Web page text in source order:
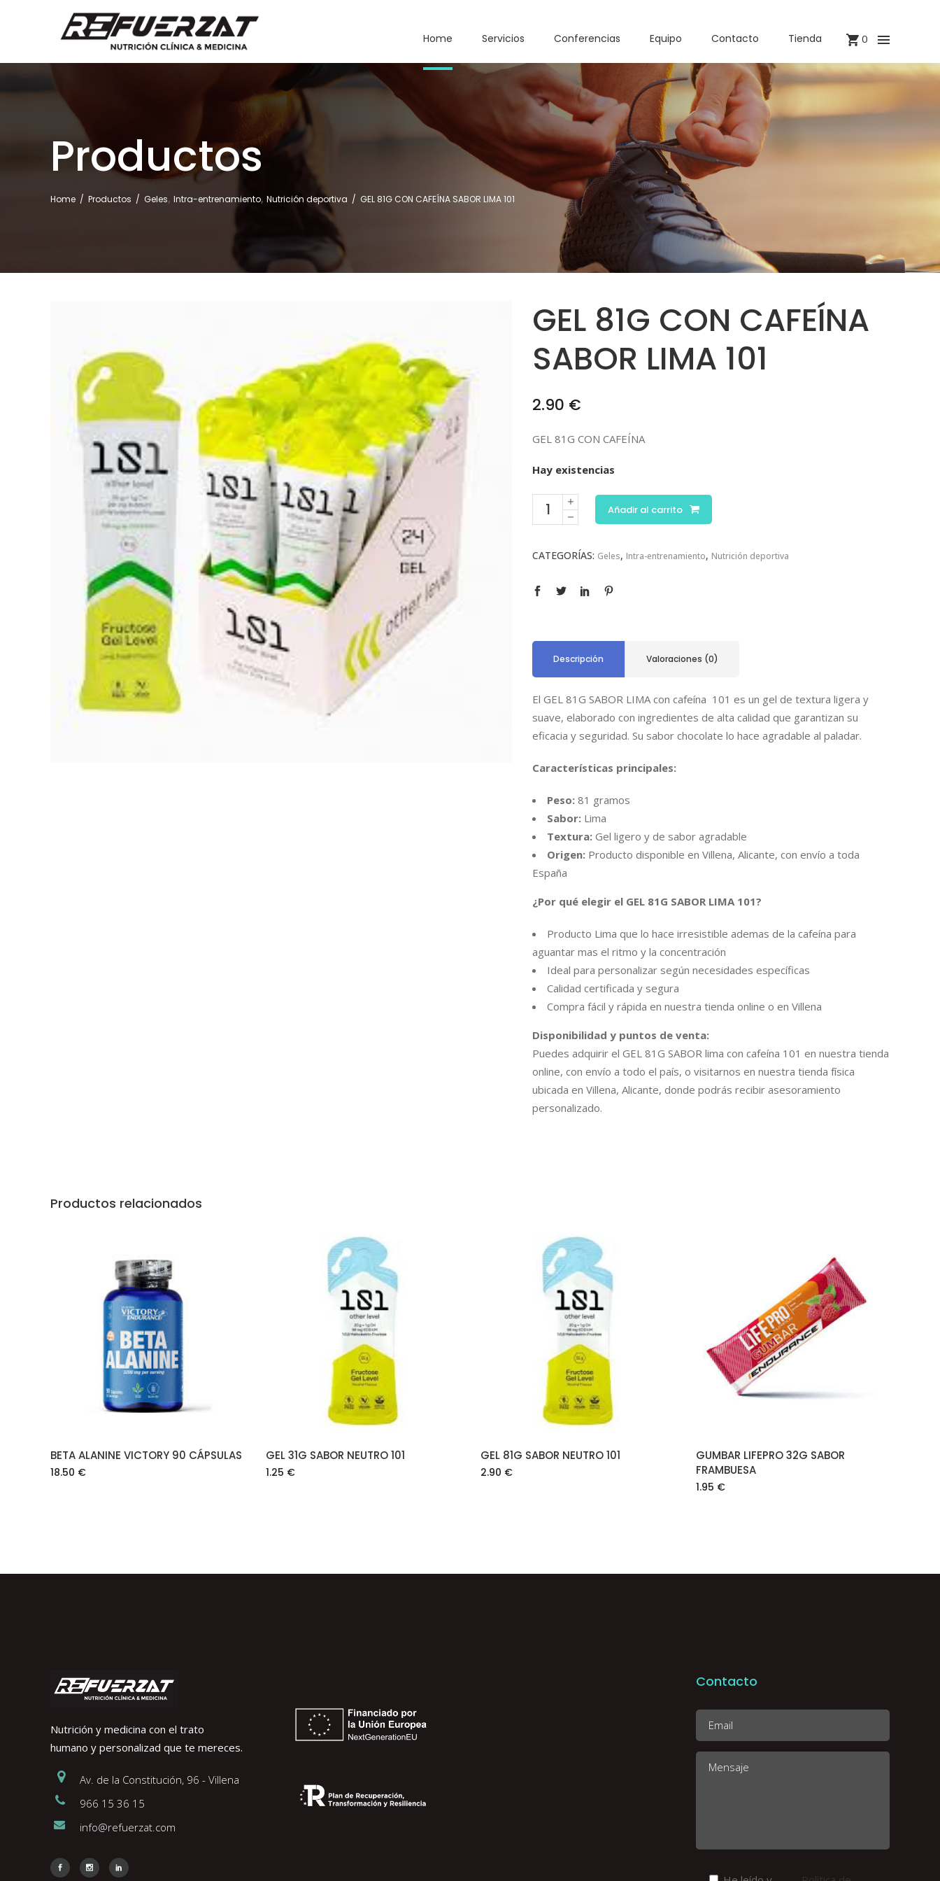
Home Servicios Conferencias Equipo Contacto Tienda 0
Productos
Home / Productos / Geles, Intra-entrenamiento, Nutrición deportiva / GEL 81G CON CAFEÍNA SABOR LIMA 101
GEL 81G CON CAFEÍNA
SABOR LIMA 101
2.90 €
GEL 81G CON CAFEÍNA
Hay existencias
Añadir al carrito
CATEGORÍAS: Geles, Intra-entrenamiento, Nutrición deportiva
Descripción Valoraciones (0)
El GEL 81G SABOR LIMA con cafeína 101 es un gel de textura ligera y
suave, elaborado con ingredientes de alta calidad que garantizan su
eficacia y seguridad. Su sabor chocolate lo hace agradable al paladar.
Características principales:
Peso: 81 gramos
Sabor: Lima
Textura: Gel ligero y de sabor agradable
Origen: Producto disponible en Villena, Alicante, con envío a toda
España
¿Por qué elegir el GEL 81G SABOR LIMA 101?
Producto Lima que lo hace irresistible ademas de la cafeína para
aguantar mas el ritmo y la concentración
Ideal para personalizar según necesidades específicas
Calidad certificada y segura
Compra fácil y rápida en nuestra tienda online o en Villena
Disponibilidad y puntos de venta:
Puedes adquirir el GEL 81G SABOR lima con cafeína 101 en nuestra tienda
online, con envío a todo el país, o visitarnos en nuestra tienda física
ubicada en Villena, Alicante, donde podrás recibir asesoramiento
personalizado.
Productos relacionados
AÑADIR AL CARRITO
BETA ALANINE VICTORY 90 CÁPSULAS
18.50 €
AÑADIR AL CARRITO
GEL 31G SABOR NEUTRO 101
1.25 €
AÑADIR AL CARRITO
GEL 81G SABOR NEUTRO 101
2.90 €
AÑADIR AL CARRITO
GUMBAR LIFEPRO 32G SABOR
FRAMBUESA
1.95 €
Nutrición y medicina con el trato
humano y personalizad que te mereces.
Av. de la Constitución, 96 - Villena
966 15 36 15
info@refuerzat.com
Contacto